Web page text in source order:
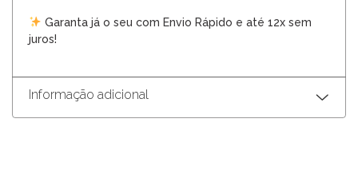
Garanta já o seu com Envio Rápido e até 12x sem
juros!
Informação adicional